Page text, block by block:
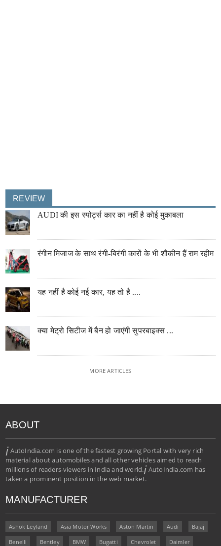
REVIEW
AUDI की इस स्पोर्ट्स कार का नहीं है कोई मुकाबला
रंगीन मिजाज के साथ रंगी-बिरंगी कारों के भी शौकीन हैं राम रहीम
यह नहीं है कोई नई कार, यह तो है ....
क्या मेट्रो सिटीज में बैन हो जाएंगी सुपरबाइक्स ...
MORE ARTICLES
ABOUT
iAutoIndia.com is one of the fastest growing Portal with very rich
material about automobiles and all other vehicles aimed to reach
millions of readers-viewers in India and world.iAutoIndia.com has
taken a prominent position in the web market.
MANUFACTURER
Ashok Leyland Asia Motor Works Aston Martin Audi Bajaj
Benelli Bentley BMW Bugatti Chevrolet Daimler